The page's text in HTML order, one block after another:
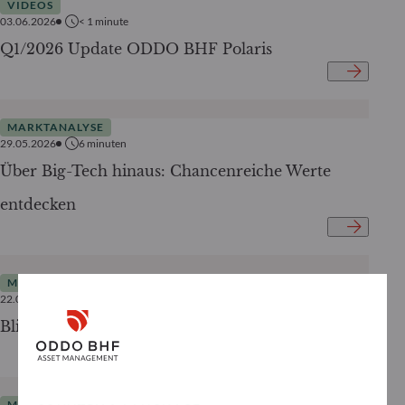
VIDEOS
03.06.2026
< 1 minute
Q1/2026 Update ODDO BHF Polaris
MARKTANALYSE
29.05.2026
6 minuten
Über Big-Tech hinaus: Chancenreiche Werte
entdecken
MARKTANALYSE
22.05.2026
Blick über den Konflikt hinaus